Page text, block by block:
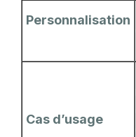
Personnalisation
Cas d’usage